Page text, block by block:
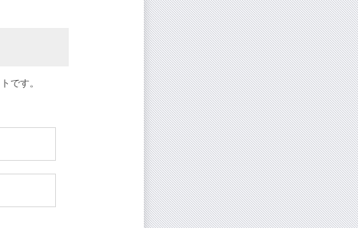
業種」 お選びください
流通（EC・運輸・小売）
求人検索・転職事
次に、あ
人事・労務
です。